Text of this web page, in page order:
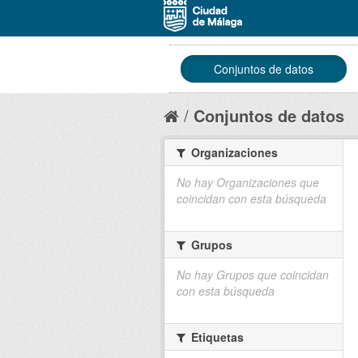
Conjuntos de datos
Conjuntos de datos
Organizaciones
No hay Organizaciones que
coincidan con esta búsqueda
Grupos
No hay Grupos que coincidan
con esta búsqueda
Etiquetas